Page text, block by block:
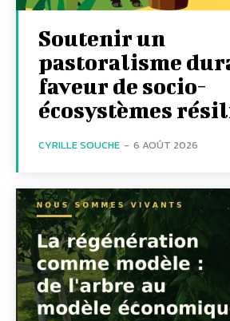
Soutenir un
pastoralisme
faveur de socio-
écosystèmes
CYRILLE SOUCHE - 6 AOÛT 2026